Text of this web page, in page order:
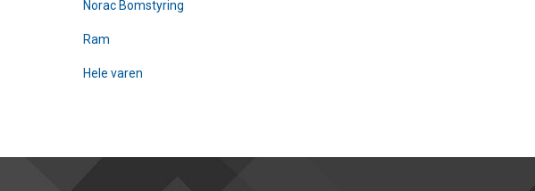
Norac Bomstyring
Ram
Hele varen